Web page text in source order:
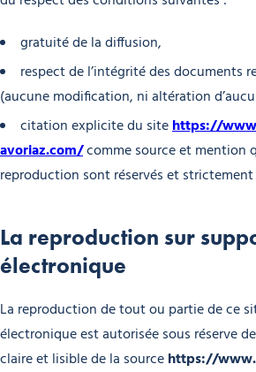
gratuité de la diffusion,
respect de l’intégrité des documents
(aucune modification, ni altération
citation explicite du sitehttps://
avoriaz.com/comme source et mention
reproduction sont réservés et
La reproduction sur
électronique
La reproduction de tout ou partie de ce
électronique est autorisée sous réserve
claire et lisible de la sourcehttps://